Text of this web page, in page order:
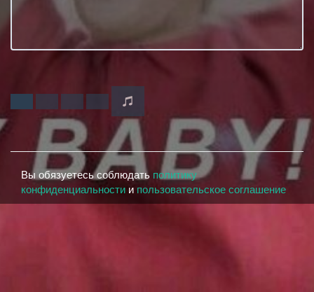
Вы обязуетесь соблюдать политику
конфиденциальности и пользовательское соглашение